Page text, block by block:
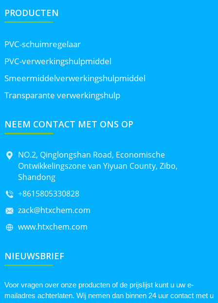
PRODUCTEN
PVC-schuimregelaar
PVC-verwerkingshulpmiddel
Smeermiddelverwerkingshulpmiddel
Transparante verwerkingshulp
NEEM CONTACT MET ONS OP
NO.2, Qinglongshan Road, Economische
Ontwikkelingszone van Yiyuan County, Zibo,
Shandong
+8615805330828
zack@htxchem.com
www.htxchem.com
NIEUWSBRIEF
Voor vragen over onze producten of de prijslijst kunt u uw e-
mailadres achterlaten. Wij nemen dan binnen 24 uur contact met u